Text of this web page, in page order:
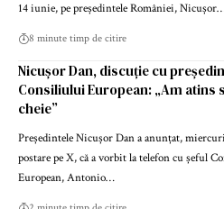
14 iunie, pe președintele României,
8 minute timp de citire
Nicușor Dan, discuție cu
Consiliului European: „Am atins
cheie”
Președintele Nicușor Dan a anunțat,
postare pe X, că a vorbit la telefon cu șeful
European, Antonio…